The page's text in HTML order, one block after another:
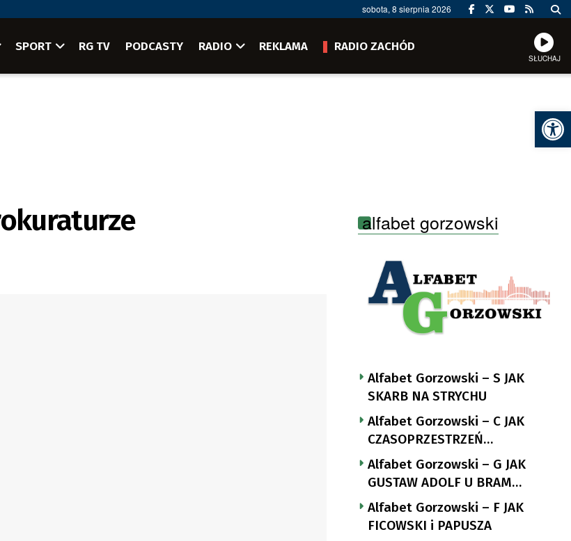
sobota, 8 sierpnia 2026
SPORT RG TV PODCASTY RADIO REKLAMA RADIO ZACHÓD
SŁUCHAJ
alfabet gorzowski
Alfabet Gorzowski – S JAK
SKARB NA STRYCHU
Alfabet Gorzowski – C JAK
CZASOPRZESTRZEŃ
NUTTGENSA
Alfabet Gorzowski – G JAK
GUSTAW ADOLF U BRAM
LANDSBERGA
Alfabet Gorzowski – F JAK
FICOWSKI i PAPUSZA